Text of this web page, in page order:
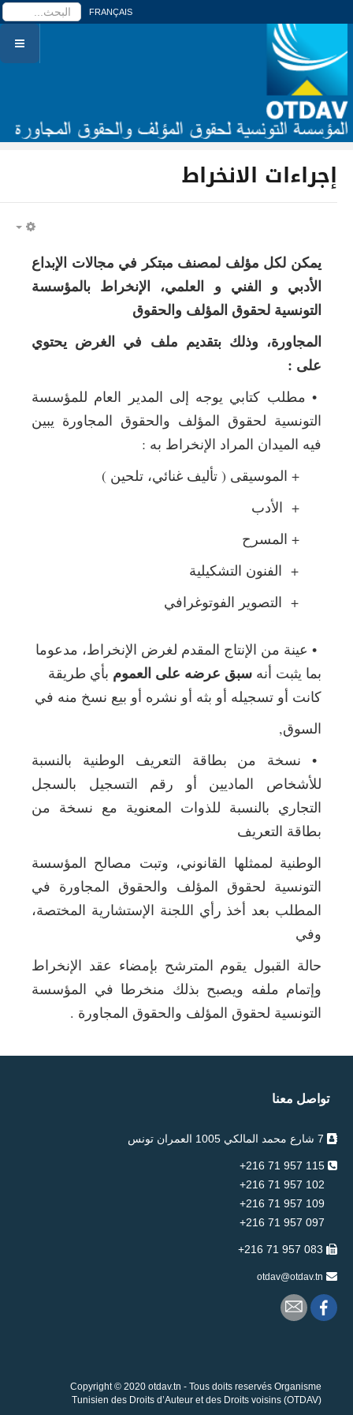
FRANÇAIS
إجراءات الانخراط
يمكن لكل مؤلف لمصنف مبتكر في مجالات الإبداع
الأدبي و الفني و العلمي، الإنخراط بالمؤسسة
التونسية لحقوق المؤلف والحقوق
المجاورة، وذلك بتقديم ملف في الغرض يحتوي
على :
• مطلب كتابي يوجه إلى المدير العام للمؤسسة
التونسية لحقوق المؤلف والحقوق المجاورة يبين
فيه الميدان المراد الإنخراط به :
+ الموسيقى ( تأليف غنائي، تلحين )
+ الأدب
+ المسرح
+ الفنون التشكيلية
+ التصوير الفوتوغرافي
• عينة من الإنتاج المقدم لغرض الإنخراط، مدعوما
بما يثبت أنه سبق عرضه على العموم بأي طريقة
كانت أو تسجيله أو بثه أو نشره أو بيع نسخ منه في
السوق,
• نسخة من بطاقة التعريف الوطنية بالنسبة
للأشخاص الماديين أو رقم التسجيل بالسجل
التجاري بالنسبة للذوات المعنوية مع نسخة من
بطاقة التعريف
الوطنية لممثلها القانوني، وتبت مصالح المؤسسة
التونسية لحقوق المؤلف والحقوق المجاورة في
المطلب بعد أخذ رأي اللجنة الإستشارية المختصة،
وفي
حالة القبول يقوم المترشح بإمضاء عقد الإنخراط
وإتمام ملفه ويصبح بذلك منخرطا في المؤسسة
التونسية لحقوق المؤلف والحقوق المجاورة .
تواصل معنا
otdav@otdav.tn
Copyright © 2020 otdav.tn - Tous doits reservés Organisme
Tunisien des Droits d’Auteur et des Droits voisins (OTDAV)